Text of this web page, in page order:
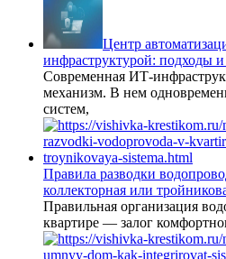
Центр
инфраструктурой: подходы и
Современная ИТ-
механизм. В нем
систем,
Правила разводки
коллекторная или
Правильная организация
квартире — залог